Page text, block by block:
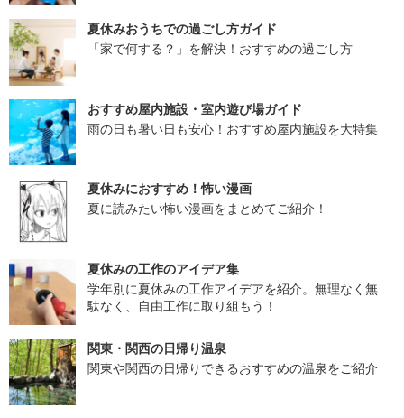
夏休みおうちでの過ごし方ガイド
「家で何する？」を解決！おすすめの過ごし方
おすすめ屋内施設・室内遊び場ガイド
雨の日も暑い日も安心！おすすめ屋内施設を大特集
夏休みにおすすめ！怖い漫画
夏に読みたい怖い漫画をまとめてご紹介！
夏休みの工作のアイデア集
学年別に夏休みの工作アイデアを紹介。無理なく無
駄なく、自由工作に取り組もう！
関東・関西の日帰り温泉
関東や関西の日帰りできるおすすめの温泉をご紹介